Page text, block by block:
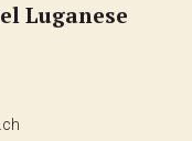
Luganese